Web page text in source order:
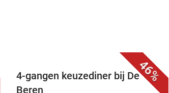
46%
4-gangen keuzediner bij De
Beren